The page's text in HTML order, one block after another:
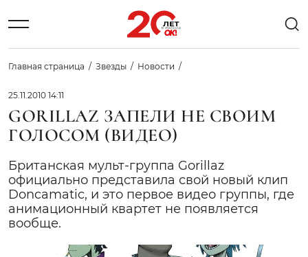
Главная страница Звезды Новости
25.11.2010 14:11
GORILLAZ ЗАПЕЛИ НЕ СВОИМ
ГОЛОСОМ (ВИДЕО)
Британская мульт-группа Gorillaz
официально представила свой новый клип
Doncamatic, и это первое видео группы, где
анимационный квартет не появляется
вообще.